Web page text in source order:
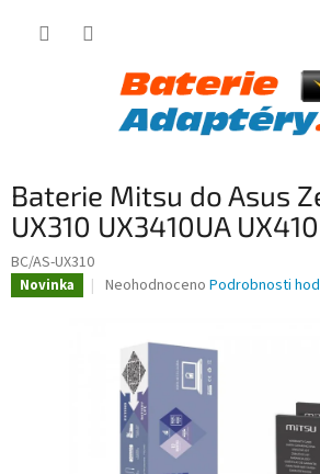
Baterie Mitsu do Asus
UX310 UX3410UA
BC/AS-UX310
Novinka
Průměrné
0,0
hvězdiček.
Neohodnoceno Podrobnosti